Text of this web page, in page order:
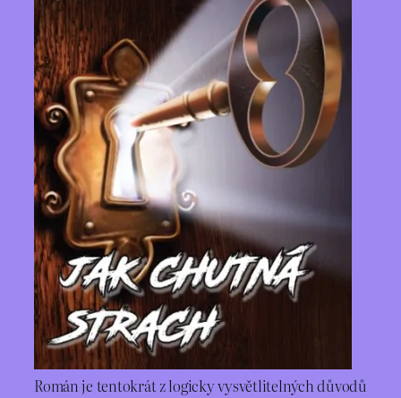
Román je tentokrát z logicky vysvětlitelných důvodů